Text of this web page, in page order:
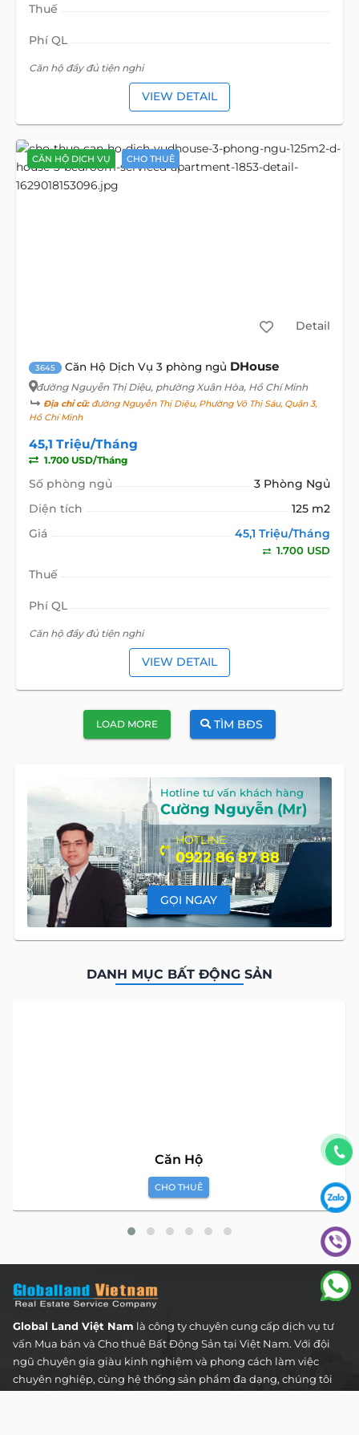
Thuế
Phí QL
Căn hộ đầy đủ tiện nghi
VIEW DETAIL
CĂN HỘ DỊCH VỤ CHO THUÊ
Detail
3645 Căn Hộ Dịch Vụ 3 phòng ngủ DHouse
đường Nguyễn Thị Diệu, phường Xuân Hòa, Hồ Chí Minh
Địa chỉ cũ:đường Nguyễn Thị Diệu, Phường Võ Thị Sáu, Quận 3,
Hồ Chí Minh
45,1 Triệu/Tháng
1.700 USD/Tháng
Số phòng ngủ
3 Phòng Ngủ
Diện tích
125 m2
Giá
45,1 Triệu/Tháng
1.700 USD
Thuế
Phí QL
Căn hộ đầy đủ tiện nghi
VIEW DETAIL
LOAD MORE TÌM BĐS
Hotline tư vấn khách hàng
Cường Nguyễn (Mr)
HOTLINE
0922 86 87 88
GỌI NGAY
DANH MỤC BẤT ĐỘNG SẢN
Căn Hộ
CHO THUÊ
Global Land Việt Nam là công ty chuyên cung cấp dịch vụ tư
vấn Mua bán và Cho thuê Bất Động Sản tại Việt Nam. Với đội
ngũ chuyên gia giàu kinh nghiệm và phong cách làm việc
chuyên nghiệp, cùng hệ thống sản phẩm đa dạng, chúng tôi